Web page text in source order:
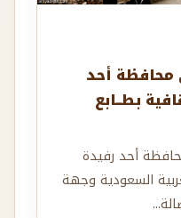
محافظة أحد
بطــابع
أحد رفيدة
السعودية وجهة